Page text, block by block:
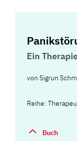
Ein
vonSigrun
Reihe:
Buch